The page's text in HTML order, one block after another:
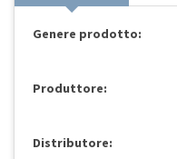
Genere prodotto:
Produttore:
Distributore: